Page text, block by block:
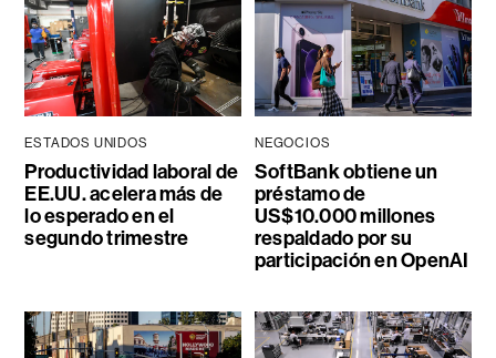
ESTADOS UNIDOS
Productividad laboral de
EE.UU. acelera más de
lo esperado en el
segundo trimestre
NEGOCIOS
SoftBank obtiene un
préstamo de
US$10.000 millones
respaldado por su
participación en OpenAI